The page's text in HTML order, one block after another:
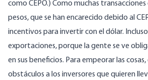
como CEPO.) Como muchas
pesos, que se han encarecido debido al
incentivos para invertir con el dólar.
exportaciones, porque la gente se ve
en sus beneficios. Para empeorar las
obstáculos a los inversores que quieren